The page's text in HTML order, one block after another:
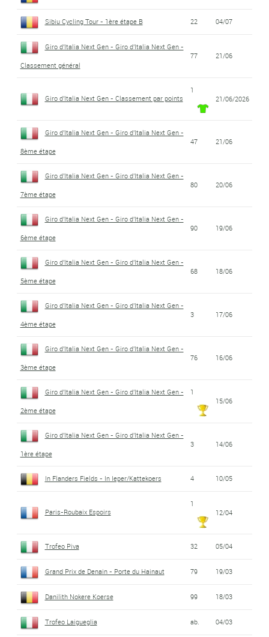
Sibiu Cycling Tour - 1ère étape B 22 04/07
Giro d'Italia Next Gen - Giro d'Italia Next Gen -
Classement général
77 21/06
Giro d'Italia Next Gen - Classement par points
1
21/06/2026
Giro d'Italia Next Gen - Giro d'Italia Next Gen -
8ème étape
47 21/06
Giro d'Italia Next Gen - Giro d'Italia Next Gen -
7ème étape
80 20/06
Giro d'Italia Next Gen - Giro d'Italia Next Gen -
6ème étape
90 19/06
Giro d'Italia Next Gen - Giro d'Italia Next Gen -
5ème étape
68 18/06
Giro d'Italia Next Gen - Giro d'Italia Next Gen -
4ème étape
3 17/06
Giro d'Italia Next Gen - Giro d'Italia Next Gen -
3ème étape
76 16/06
Giro d'Italia Next Gen - Giro d'Italia Next Gen -
2ème étape
1
15/06
Giro d'Italia Next Gen - Giro d'Italia Next Gen -
1ère étape
3 14/06
In Flanders Fields - In Ieper/Kattekoers 4 10/05
Paris-Roubaix Espoirs
1
12/04
Trofeo Piva 32 05/04
Grand Prix de Denain - Porte du Hainaut 79 19/03
Danilith Nokere Koerse 99 18/03
Trofeo Laigueglia ab. 04/03